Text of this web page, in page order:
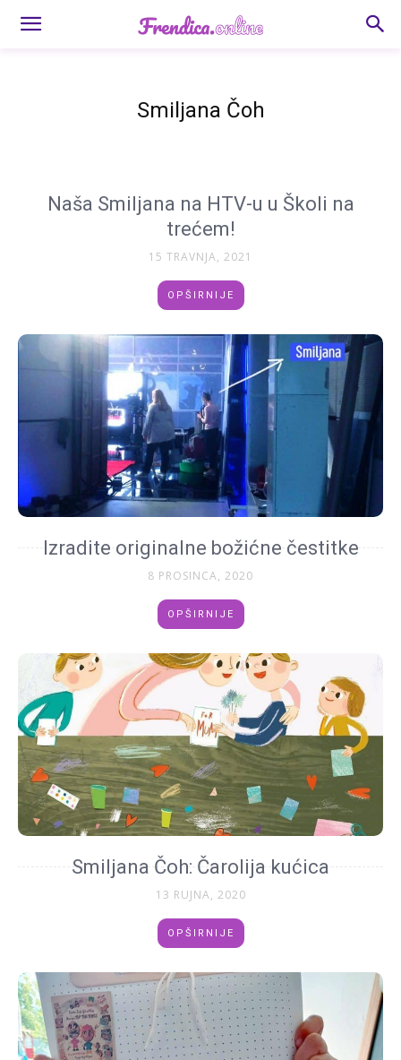
Smiljana Čoh
Naša Smiljana na HTV-u u Školi na
trećem!
15 TRAVNJA, 2021
OPŠIRNIJE
Izradite originalne božićne čestitke
8 PROSINCA, 2020
OPŠIRNIJE
Smiljana Čoh: Čarolija kućica
13 RUJNA, 2020
OPŠIRNIJE